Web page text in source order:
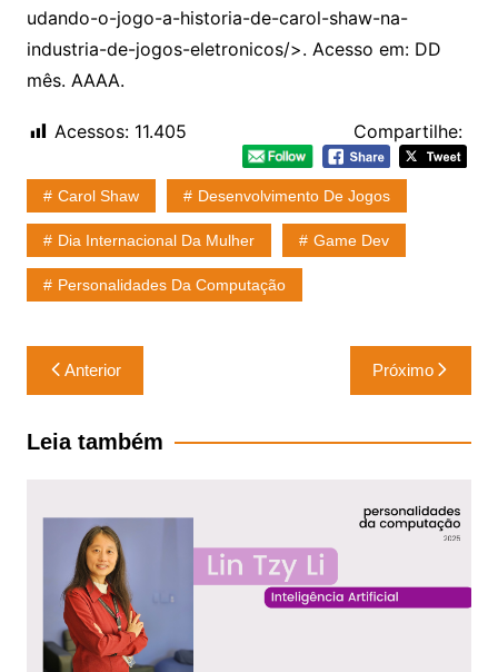
udando-o-jogo-a-historia-de-carol-shaw-na-
industria-de-jogos-eletronicos/>. Acesso em: DD
mês. AAAA.
Compartilhe:
Acessos: 11.405
Carol Shaw Desenvolvimento De Jogos
Dia Internacional Da Mulher Game Dev
Personalidades Da Computação
Navegação
de
Post
Anterior Próximo
Leia também